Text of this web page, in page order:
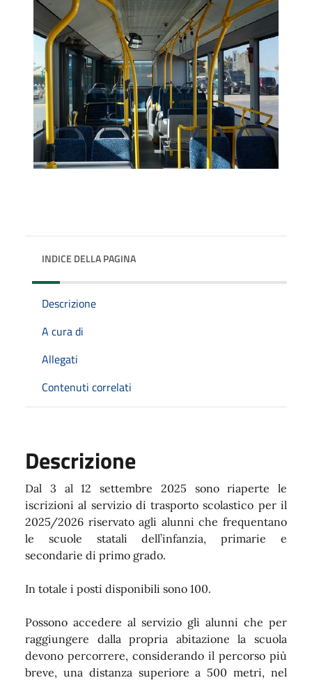
INDICE DELLA PAGINA
Descrizione
A cura di
Allegati
Contenuti correlati
Descrizione
Dal 3 al 12 settembre 2025 sono riaperte le
iscrizioni al servizio di trasporto scolastico per il
2025/2026 riservato agli alunni che frequentano
le scuole statali dell’infanzia, primarie e
secondarie di primo grado.
In totale i posti disponibili sono 100.
Possono accedere al servizio gli alunni che per
raggiungere dalla propria abitazione la scuola
devono percorrere, considerando il percorso più
breve, una distanza superiore a 500 metri, nel